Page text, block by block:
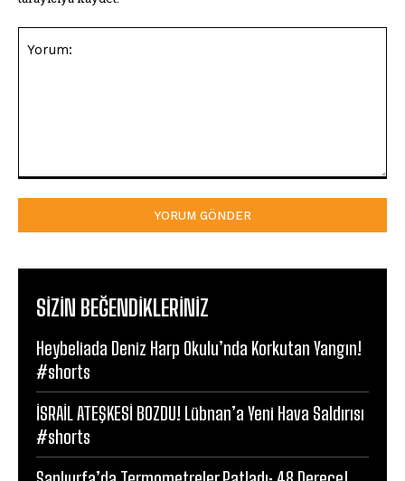
SIZIN BEĞENDIKLERINIZ
Heybeliada Deniz Harp Okulu’nda Korkutan Yangın!
#shorts
İSRAİL ATEŞKESİ BOZDU! Lübnan’a Yeni Hava Saldırısı
#shorts